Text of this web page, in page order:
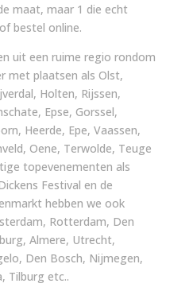
maat, maar 1 die echt
bestel online.
uit een ruime regio rondom
met plaatsen als Olst,
Holten, Rijssen,
Epse, Gorssel,
Heerde, Epe, Vaassen,
Oene, Terwolde, Teuge
topevenementen als
Festival en de
hebben we ook
Rotterdam, Den
Almere, Utrecht,
Den Bosch, Nijmegen,
Tilburg etc..